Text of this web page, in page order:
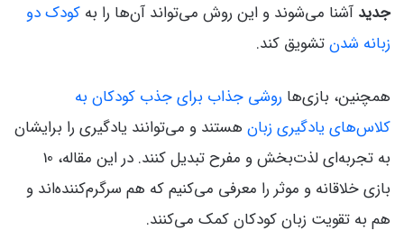
جدید آشنا می‌شوند و این روش می‌تواند آن‌ها را به کودک دو
زبانه شدنتشویق کند.
همچنین، بازی‌ها روشی جذاب برای جذب کودکان به
کلاس‌های یادگیری زبان هستند و می‌توانند یادگیری را برایشان
به تجربه‌ای لذت‌بخش و مفرح تبدیل کنند. در این مقاله، 10
بازی خلاقانه و موثر را معرفی می‌کنیم که هم سرگرم‌کننده‌اند و
هم به تقویت زبان کودکان کمک می‌کنند.